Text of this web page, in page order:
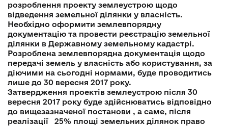
розроблення проекту землеустрою щодо
відведення земельної ділянки у власність.
Необхідно оформити землевпорядну
документацію та провести реєстрацію земельної
ділянки в Державному земельному кадастрі.
Розроблена землевпорядна документація щодо
передачі земель у власність або користування, за
діючими на сьогодні нормами, буде проводитись
лише до 30 вересня 2017 року.
Затвердження проектів землеустрою після 30
вересня 2017 року буде здійснюватись відповідно
до вищезазначеної постанови , а саме, після
реалізації 25% площі земельних ділянок право